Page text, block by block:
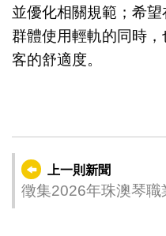
並優化相關規範；希
群體使用輕軌的同時
客的舒適度。
上一則新聞
徵集2026年珠澳琴職